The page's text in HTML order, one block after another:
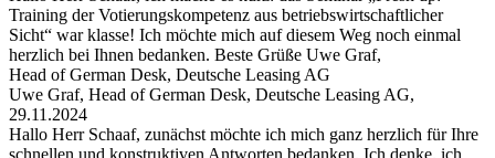
Training der Votierungskompetenz aus betriebswirtschaftlicher
Sicht“ war klasse! Ich möchte mich auf diesem Weg noch einmal
herzlich bei Ihnen bedanken. Beste Grüße Uwe Graf,
Head of German Desk, Deutsche Leasing AG
Uwe Graf, Head of German Desk, Deutsche Leasing AG,
29.11.2024
Hallo Herr Schaaf, zunächst möchte ich mich ganz herzlich für Ihre
schnellen und konstruktiven Antworten bedanken. Ich denke, ich